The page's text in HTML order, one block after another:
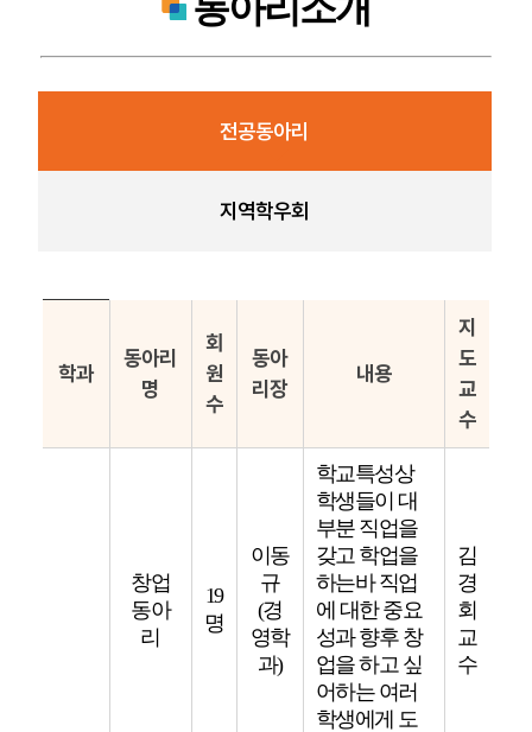
전공동아리
지역학우회
학과
동아리
명
회
원
수
동아
리장
내용
지
도
교
수
창업
동아
리
19
명
이동
규
(경
영학
과)
학교특성상
학생들이 대
부분 직업을
갖고 학업을
하는바 직업
에 대한 중요
성과 향후 창
업을 하고 싶
어하는 여러
학생에게 도
김
경
회
교
수